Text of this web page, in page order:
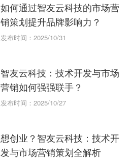
如何通过智友云科技的市场营
销策划提升品牌影响力？
发布时间：2025/10/31
智友云科技：技术开发与市场
营销如何强强联手？
发布时间：2025/10/27
想创业？智友云科技：技术开
发与市场营销策划全解析